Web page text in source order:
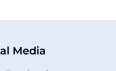
Media